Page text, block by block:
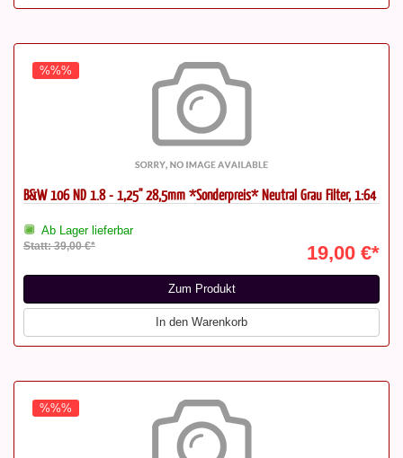
%%%
B&W 106 ND 1.8 - 1,25'' 28,5mm *Sonderpreis* Neutral Grau Filter, 1:64
Ab Lager lieferbar
Statt: 39,00 €* 19,00 €*
Zum Produkt
In den Warenkorb
%%%